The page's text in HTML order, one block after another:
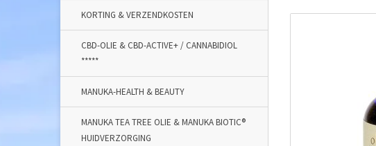
KORTING & VERZENDKOSTEN
CBD-OLIE & CBD-ACTIVE+ / CANNABIDIOL
*****
MANUKA-HEALTH & BEAUTY
MANUKA TEA TREE OLIE & MANUKA BIOTIC®
HUIDVERZORGING